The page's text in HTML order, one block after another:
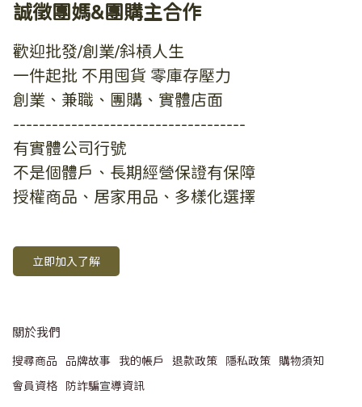
誠徵團媽&團購主合作
歡迎批發/創業/斜槓人生
一件起批 不用囤貨 零庫存壓力
創業、兼職、團購、實體店面
------------------------------------
有實體公司行號
不是個體戶、長期經營保證有保障
授權商品、居家用品、多樣化選擇
立即加入了解
關於我們
搜尋商品 品牌故事 我的帳戶 退款政策 隱私政策
購物須知
會員資格
防詐騙宣導資訊